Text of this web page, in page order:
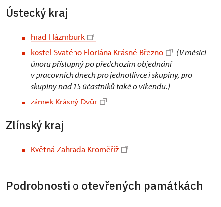
Ústecký kraj
hrad Házmburk
kostel Svatého Floriána Krásné Březno
(V měsíci
únoru přístupný po předchozím objednání
v pracovních dnech pro jednotlivce i skupiny, pro
skupiny nad 15 účastníků také o víkendu.)
zámek Krásný Dvůr
Zlínský kraj
Květná Zahrada Kroměříž
Podrobnosti o otevřených památkách